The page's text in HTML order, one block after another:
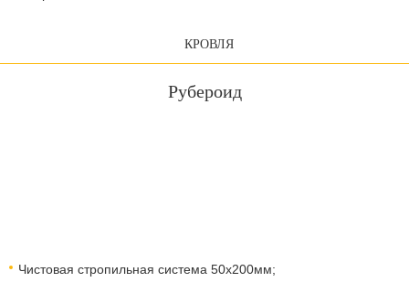
КРОВЛЯ
Рубероид
Чистовая стропильная система 50х200мм;